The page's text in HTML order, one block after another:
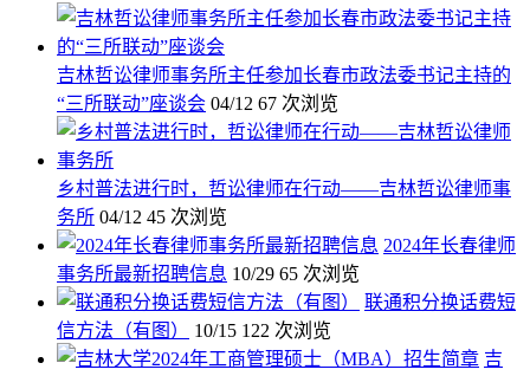
吉林哲讼律师事务所主任参加长春市政法委书记主持的
“三所联动”座谈会 04/12 67 次浏览
乡村普法进行时，哲讼律师在行动——吉林哲讼律师事
务所 04/12 45 次浏览
2024年长春律师
事务所最新招聘信息 10/29 65 次浏览
联通积分换话费短
信方法（有图）
10/15 122 次浏览
吉